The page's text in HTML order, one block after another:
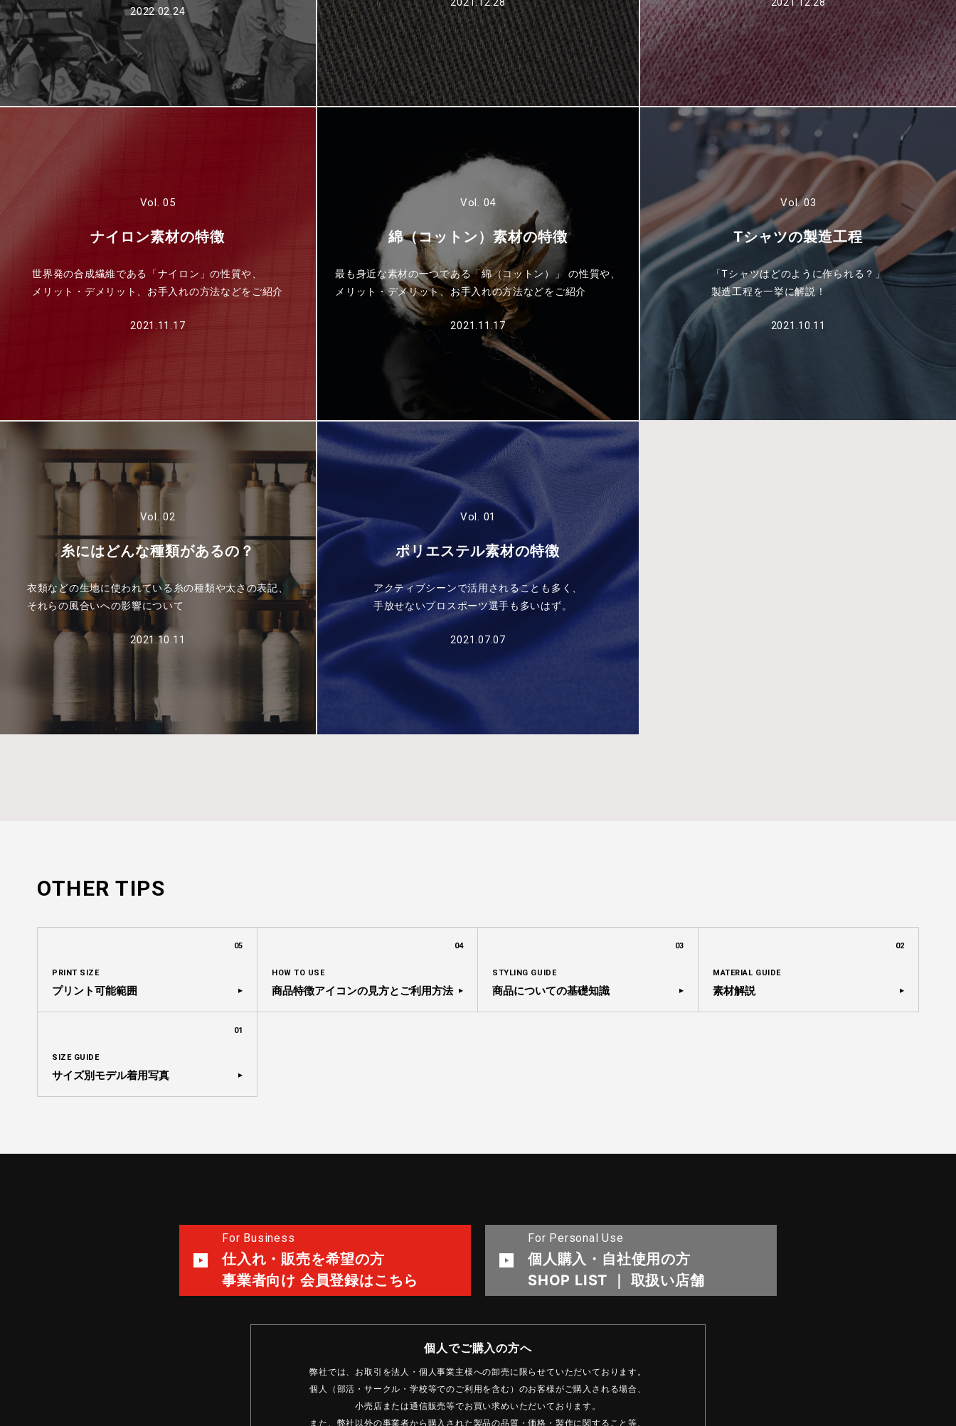
2022.02.24
Vol. 05
ナイロン素材の特徴
世界発の合成繊維である「ナイロン」の性質や、
メリット・デメリット、お手入れの方法などをご紹介
2021.11.17
Vol. 04
綿（コットン）素材の特徴
最も身近な素材の一つである「綿（コットン）」 の性質や、
メリット・デメリット、お手入れの方法などをご紹介
2021.11.17
Vol. 03
Tシャツの製造工程
「Tシャツはどのように作られる？」
製造工程を一挙に解説！
2021.10.11
Vol. 02
糸にはどんな種類があるの？
衣類などの生地に使われている糸の種類や太さの表記、
それらの風合いへの影響について
2021.10.11
Vol. 01
ポリエステル素材の特徴
アクティブシーンで活用されることも多く、
手放せないプロスポーツ選手も多いはず。
2021.07.07
OTHER TIPS
05
PRINT SIZE
プリント可能範囲
04
HOW TO USE
商品特徴アイコンの見方とご利用方法
03
STYLING GUIDE
商品についての基礎知識
02
MATERIAL GUIDE
素材解説
01
SIZE GUIDE
サイズ別モデル着用写真
For Business
仕入れ・販売を希望の方
事業者向け 会員登録はこちら
For Personal Use
個人購入・自社使用の方
SHOP LIST ｜ 取扱い店舗
個人でご購入の方へ
弊社では、お取引を法人・個人事業主様への卸売に限らせていただいております。
個人（部活・サークル・学校等でのご利用を含む）のお客様がご購入される場合、
小売店または通信販売等でお買い求めいただいております。
また、弊社以外の事業者から購入された製品の品質・価格・製作に関すること等、